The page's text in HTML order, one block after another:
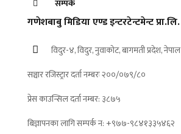
सम्पर्क
गणेशबाबु मिडिया एण्ड इन्टरटेन्टमेन्ट प्रा.लि.
विदुर-४, विदुर, नुवाकोट, बागमती प्रदेश, नेपाल
सञ्चार रजिस्ट्रार दर्ता नम्बरः २००/०७९/८०
प्रेस काउन्सिल दर्ता नम्बर: ३८७५
बिज्ञापनका लागि सम्पर्क न: +९७७-९८४१३३५४६२